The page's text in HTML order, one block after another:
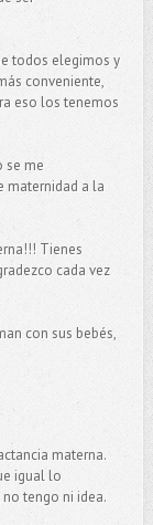
todos elegimos y
conveniente,
eso los tenemos
se me
maternidad a la
Tienes
cada vez
con sus bebés,
materna.
igual lo
tengo ni idea.